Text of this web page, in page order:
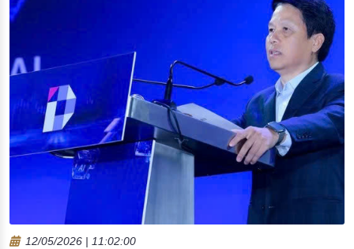
12/05/2026 | 11:02:00